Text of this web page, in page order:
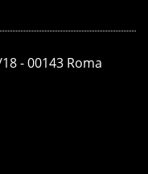
- 00143 Roma